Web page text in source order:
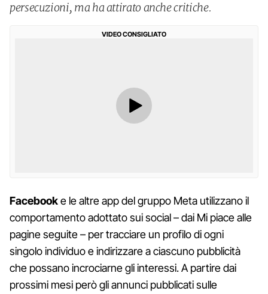
persecuzioni, ma ha attirato anche critiche.
VIDEO CONSIGLIATO
Facebooke le altre app del gruppo Meta utilizzano il
comportamento adottato sui social – dai Mi piace alle
pagine seguite – per tracciare un profilo di ogni
singolo individuo e indirizzare a ciascuno pubblicità
che possano incrociarne gli interessi. A partire dai
prossimi mesi però gli annunci pubblicati sulle